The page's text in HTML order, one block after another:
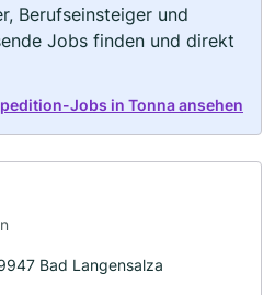
Berufseinsteiger und
Jobs finden und direkt
Jobs in Tonna ansehen
Bad Langensalza